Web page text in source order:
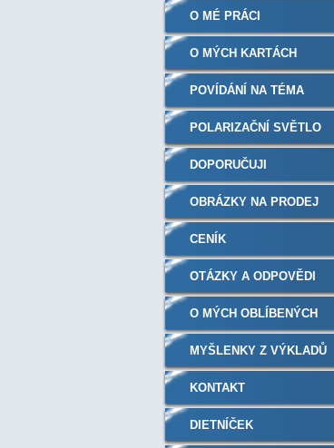
O MÉ PRÁCI
O MÝCH KARTÁCH
POVÍDÁNÍ NA TÉMA
POLARIZAČNÍ SVĚTLO
BIOPTRON
DOPORUČUJI
OBRÁZKY NA PRODEJ
CENÍK
OTÁZKY A ODPOVĚDI
O MÝCH OBLÍBENÝCH
KNIHÁCH
MYŠLENKY Z VÝKLADŮ
KONTAKT
DIETNÍČEK